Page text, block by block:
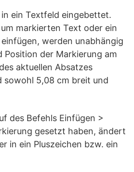
ein Textfeld eingebettet.
markierten Text oder ein
werden unabhängig
Position der Markierung am
aktuellen Absatzes
sowohl 5,08 cm breit und
des Befehls Einfügen >
gesetzt haben, ändert
in ein Pluszeichen bzw. ein